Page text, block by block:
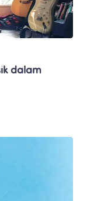
dalam